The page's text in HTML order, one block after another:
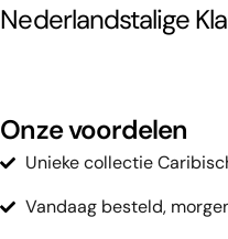
Nederlandstalige
Onze voordelen
Unieke collectie
Vandaag besteld,